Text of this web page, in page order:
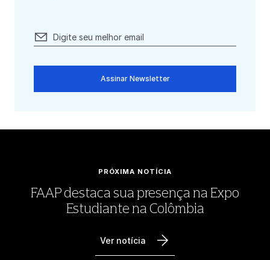
Assinar Newsletter
PRÓXIMA NOTÍCIA
FAAP destaca sua presença na Expo
Estudiante na Colômbia
Ver notícia